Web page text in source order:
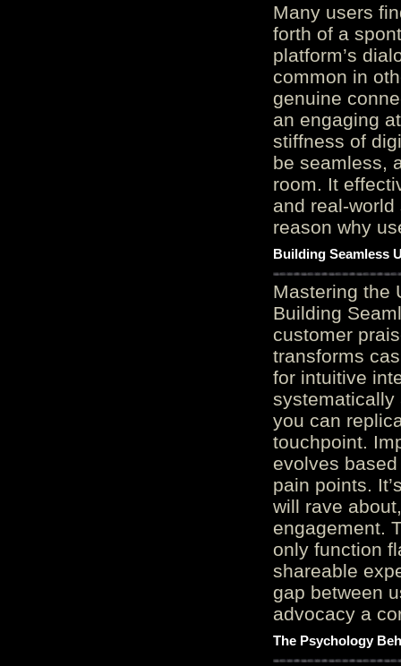
Many users
forth of a
platform’s
common in
genuine
an engaging
stiffness of
be seamless,
room. It
and real-
reason why
Building Seamless
Mastering the
Building
customer
transforms
for intuitive
systematically
you can
touchpoint.
evolves
pain points.
will rave
engagement.
only function
shareable
gap between
advocacy a
The Psychology